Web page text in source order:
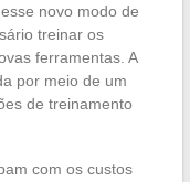
novo modo de
treinar os
ferramentas. A
por meio de um
de treinamento
com os custos